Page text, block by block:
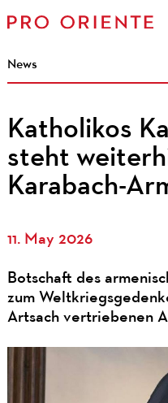
News
Katholikos
steht
Karabach-
11. May 2026
Botschaft des
zum
Artsach vertriebenen